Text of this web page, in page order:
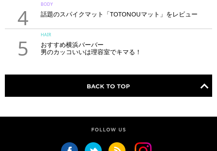
4
BODY
話題のスパイクマット「TOTONOUマット」をレビュー
5
HAIR
おすすめ横浜バーバー
男のカッコいいは理容室でキマる！